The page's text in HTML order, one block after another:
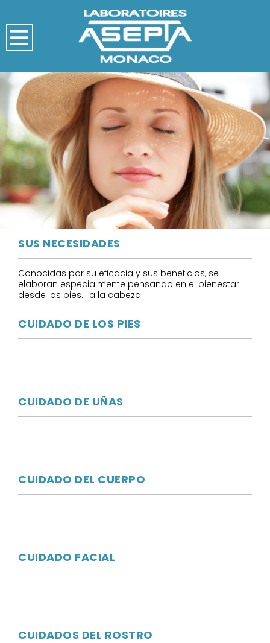
SUS NECESIDADES
Conocidas por su eficacia y sus beneficios, se
elaboran especialmente pensando en el bienestar
desde los pies... a la cabeza!
CUIDADO DE LOS PIES
CUIDADO DE UÑAS
CUIDADO DEL CUERPO
CUIDADO FACIAL
CUIDADOS DEL ROSTRO